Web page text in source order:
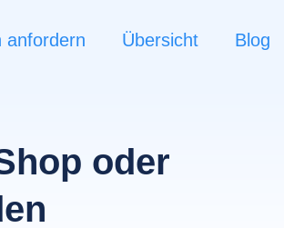
anfordern Übersicht Blog
oder